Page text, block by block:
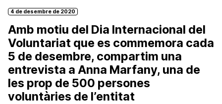
4 de desembre de 2020
Amb motiu del Dia Internacional del
Voluntariat que es commemora cada
5 de desembre, compartim una
entrevista a Anna Marfany, una de
les prop de 500 persones
voluntàries de l’entitat